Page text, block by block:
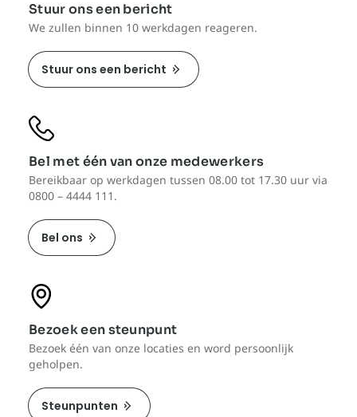
Stuur ons een bericht
We zullen binnen 10 werkdagen reageren.
Stuur ons een bericht
Bel met één van onze medewerkers
Bereikbaar op werkdagen tussen 08.00 tot 17.30 uur via
0800 – 4444 111.
Bel ons
Bezoek een steunpunt
Bezoek één van onze locaties en word persoonlijk
geholpen.
Steunpunten